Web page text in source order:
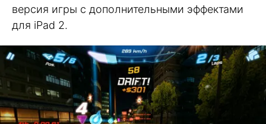
версия игры с дополнительными эффектами
для iPad 2.